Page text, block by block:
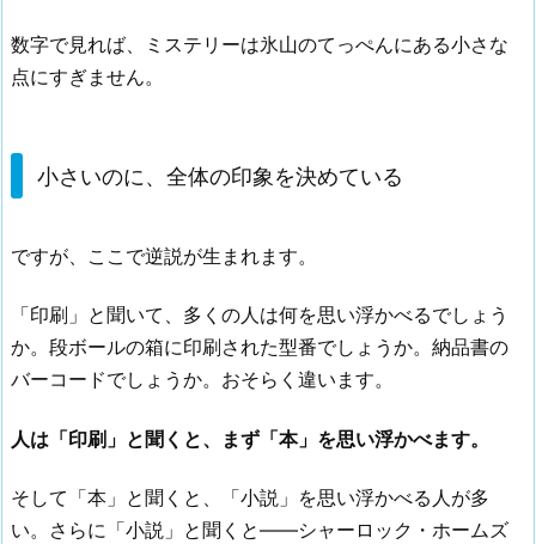
数字で見れば、ミステリーは氷山のてっぺんにある小さな
点にすぎません。
小さいのに、全体の印象を決めている
ですが、ここで逆説が生まれます。
「印刷」と聞いて、多くの人は何を思い浮かべるでしょう
か。段ボールの箱に印刷された型番でしょうか。納品書の
バーコードでしょうか。おそらく違います。
人は「印刷」と聞くと、まず「本」を思い浮かべます。
そして「本」と聞くと、「小説」を思い浮かべる人が多
い。さらに「小説」と聞くと——シャーロック・ホームズ